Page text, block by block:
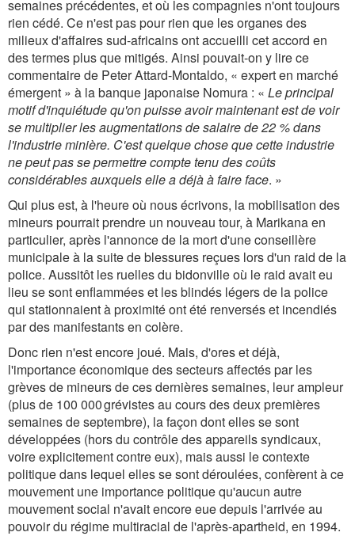
semaines précédentes, et où les compagnies n'ont toujours
rien cédé. Ce n'est pas pour rien que les organes des
milieux d'affaires sud-africains ont accueilli cet accord en
des termes plus que mitigés. Ainsi pouvait-on y lire ce
commentaire de Peter Attard-Montaldo, « expert en marché
émergent » à la banque japonaise Nomura : « Le principal
motif d'inquiétude qu'on puisse avoir maintenant est de voir
se multiplier les augmentations de salaire de 22 % dans
l'industrie minière. C'est quelque chose que cette industrie
ne peut pas se permettre compte tenu des coûts
considérables auxquels elle a déjà à faire face. »
Qui plus est, à l'heure où nous écrivons, la mobilisation des
mineurs pourrait prendre un nouveau tour, à Marikana en
particulier, après l'annonce de la mort d'une conseillère
municipale à la suite de blessures reçues lors d'un raid de la
police. Aussitôt les ruelles du bidonville où le raid avait eu
lieu se sont enflammées et les blindés légers de la police
qui stationnaient à proximité ont été renversés et incendiés
par des manifestants en colère.
Donc rien n'est encore joué. Mais, d'ores et déjà,
l'importance économique des secteurs affectés par les
grèves de mineurs de ces dernières semaines, leur ampleur
(plus de 100 000 grévistes au cours des deux premières
semaines de septembre), la façon dont elles se sont
développées (hors du contrôle des appareils syndicaux,
voire explicitement contre eux), mais aussi le contexte
politique dans lequel elles se sont déroulées, confèrent à ce
mouvement une importance politique qu'aucun autre
mouvement social n'avait encore eue depuis l'arrivée au
pouvoir du régime multiracial de l'après-apartheid, en 1994.